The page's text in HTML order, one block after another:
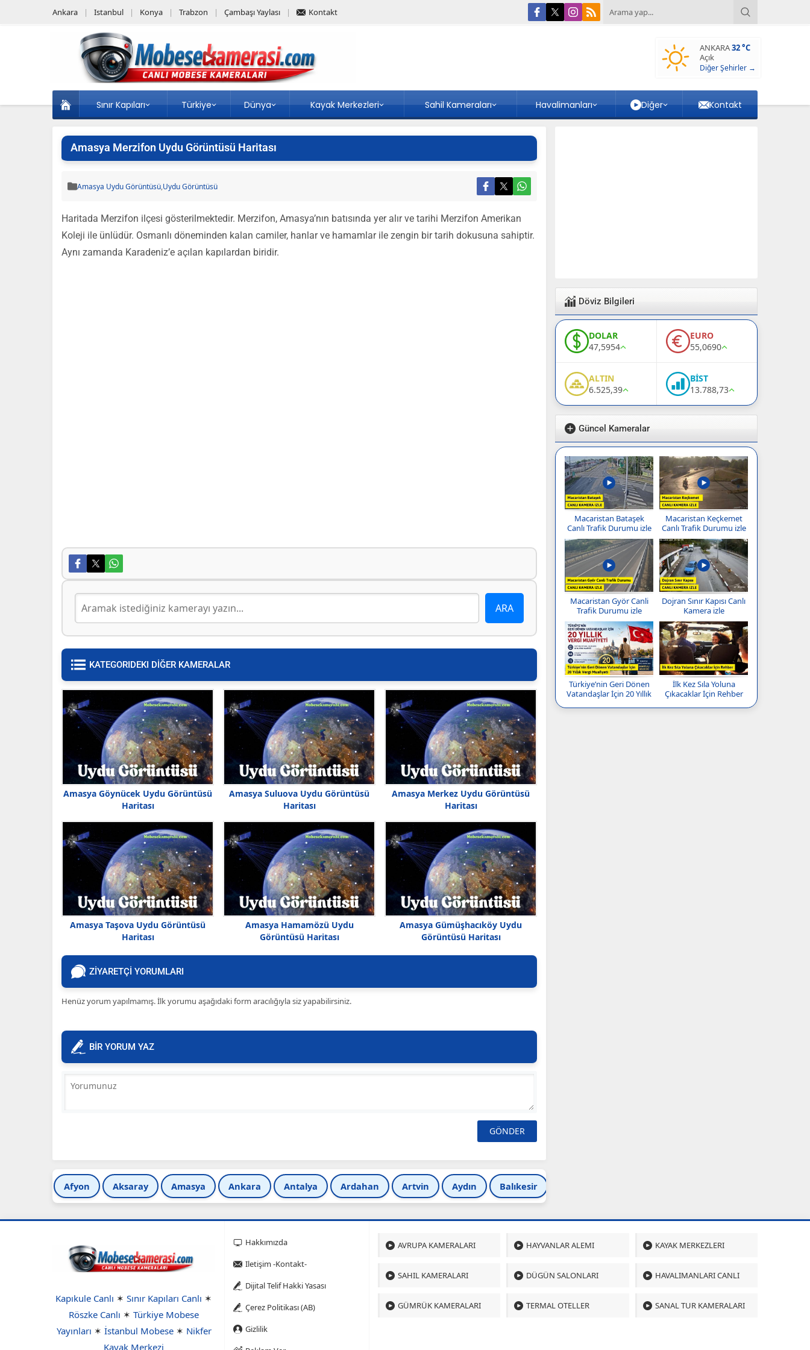
Ankara Istanbul Konya Trabzon Çambaşı Yaylası Kontakt
ANKARA32 °C
Açık
Diğer Şehirler →
Sınır Kapıları Türkiye Dünya Kayak Merkezleri Sahil Kameraları Havalimanları Diğer Kontakt
Amasya Merzifon Uydu Görüntüsü Haritası
Amasya Uydu Görüntüsü,Uydu Görüntüsü
Haritada Merzifon ilçesi gösterilmektedir. Merzifon, Amasya’nın batısında yer alır ve tarihi Merzifon Amerikan
Koleji ile ünlüdür. Osmanlı döneminden kalan camiler, hanlar ve hamamlar ile zengin bir tarih dokusuna sahiptir.
Aynı zamanda Karadeniz’e açılan kapılardan biridir.
KATEGORIDEKI DİĞER KAMERALAR
Amasya Göynücek Uydu Görüntüsü
Haritası
Amasya Suluova Uydu Görüntüsü
Haritası
Amasya Merkez Uydu Görüntüsü
Haritası
Amasya Taşova Uydu Görüntüsü
Haritası
Amasya Hamamözü Uydu
Görüntüsü Haritası
Amasya Gümüşhacıköy Uydu
Görüntüsü Haritası
ZİYARETÇİ YORUMLARI
Henüz yorum yapılmamış. İlk yorumu aşağıdaki form aracılığıyla siz yapabilirsiniz.
BİR YORUM YAZ
Afyon Aksaray Amasya Ankara Antalya Ardahan Artvin Aydın Balıkesir
Döviz Bilgileri
DOLAR
47,5954
EURO
55,0690
ALTIN
6.525,39
BİST
13.788,73
Güncel Kameralar
Macaristan Bataşek
Canlı Trafik Durumu izle
Macaristan Keçkemet
Canlı Trafik Durumu izle
Macaristan Györ Canli
Trafik Durumu izle
Dojran Sınır Kapısı Canlı
Kamera izle
Türkiye’nin Geri Dönen
Vatandaşlar İçin 20 Yıllık
İlk Kez Sıla Yoluna
Çıkacaklar İçin Rehber
Kapıkule Canlı ✶ Sınır Kapıları Canlı ✶
Röszke Canlı ✶ Türkiye Mobese
Yayınları ✶ İstanbul Mobese✶ Nikfer
Kayak Merkezi
Hakkımızda
Iletişim -Kontakt-
Dijital Telif Hakki Yasası
Çerez Politikası (AB)
Gizlilik
AVRUPA KAMERALARI HAYVANLAR ALEMI KAYAK MERKEZLERI
SAHIL KAMERALARI DÜGÜN SALONLARI HAVALIMANLARI CANLI
GÜMRÜK KAMERALARI TERMAL OTELLER SANAL TUR KAMERALARI